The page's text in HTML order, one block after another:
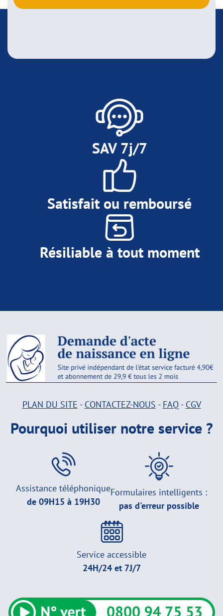
SAV 7j/7
Satisfait ou remboursé
Résiliable à tout moment
PLAN DU SITE - CONTACTEZ-NOUS - FAQ- CGV
Pourquoi utiliser notre service ?
Assistance téléphonique
de 09H15 à 19H30
Formulaires intelligents :
pas d'erreur possible
Service accessible
24H/24 et 7J/7